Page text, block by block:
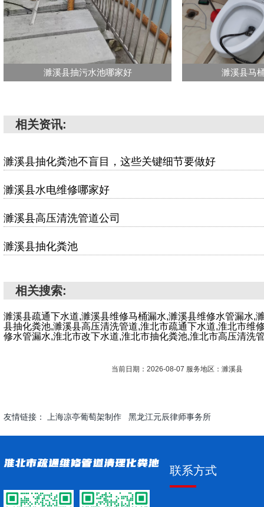
濉溪县抽污水池哪家好 濉溪县马
相关资讯:
濉溪县抽化粪池不盲目，这些关键细节要做好
濉溪县水电维修哪家好
濉溪县高压清洗管道公司
濉溪县抽化粪池
相关搜索:
濉溪县疏通下水道,濉溪县维修马桶漏水,濉溪县维修水管漏水,
县抽化粪池,濉溪县高压清洗管道,淮北市疏通下水道,淮北市维
修水管漏水,淮北市改下水道,淮北市抽化粪池,淮北市高压清洗
当前日期：2026-08-07 服务地区：濉溪县
友情链接： 上海凉亭葡萄架制作 黑龙江元辰律师事务所
联系方式